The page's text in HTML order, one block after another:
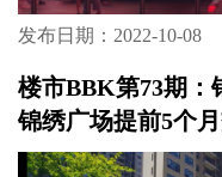
发布日期：2022-10-08
楼市BBK第73期：
锦绣广场提前5个